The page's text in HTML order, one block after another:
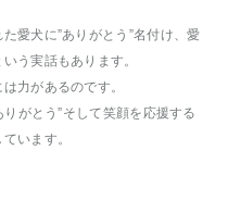
愛犬に”ありがとう”名付け、愛
う実話もあります。
力があるのです。
がとう”そして笑顔を応援する
います。